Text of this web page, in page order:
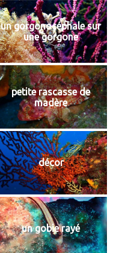
un gorgonocéphale sur
une gorgone
petite rascasse de
madère
décor
un gobie rayé